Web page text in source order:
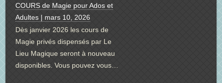
COURS de Magie pour Ados et
Adultes | mars 10, 2026
Dès janvier 2026 les cours de
Magie privés dispensés par Le
Lieu Magique seront à nouveau
disponibles. Vous pouvez vous…